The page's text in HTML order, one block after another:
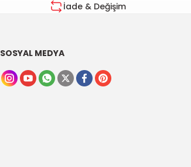
İade & Değişim
SOSYAL MEDYA